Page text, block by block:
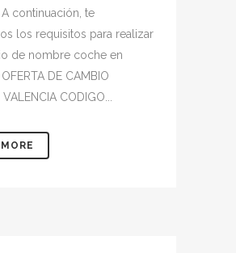
continuación, te
los requisitos para realizar
de nombre coche en
DE CAMBIO
CODIGO...